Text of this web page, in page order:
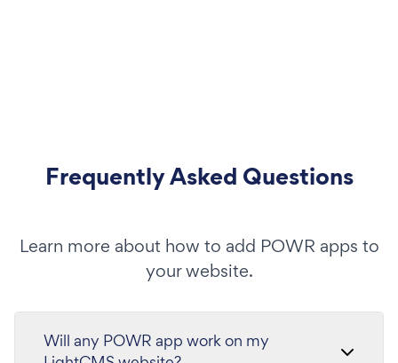
Frequently Asked Questions
Learn more about how to add POWR apps to
your website.
Will any POWR app work on my